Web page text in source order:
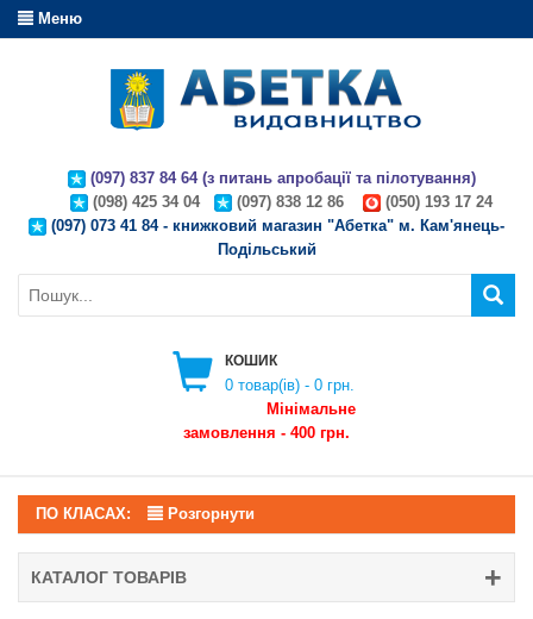
Меню
(097) 837 84 64 (з питань апробації та пілотування)
(098) 425 34 04
(097) 838 12 86
(050) 193 17 24
(097) 073 41 84 - книжковий магазин "Абетка" м. Кам'янець-
Подільський
КОШИК
0товар(ів) - 0 грн.
Мінімальне
замовлення - 400 грн.
ПО КЛАСАХ: Розгорнути
КАТАЛОГ ТОВАРІВ